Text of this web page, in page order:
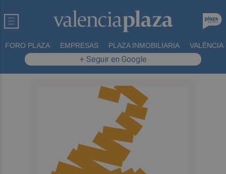
FORO PLAZA EMPRESAS PLAZA INMOBILIARIA VALÈNCIA
+ Seguir en Google